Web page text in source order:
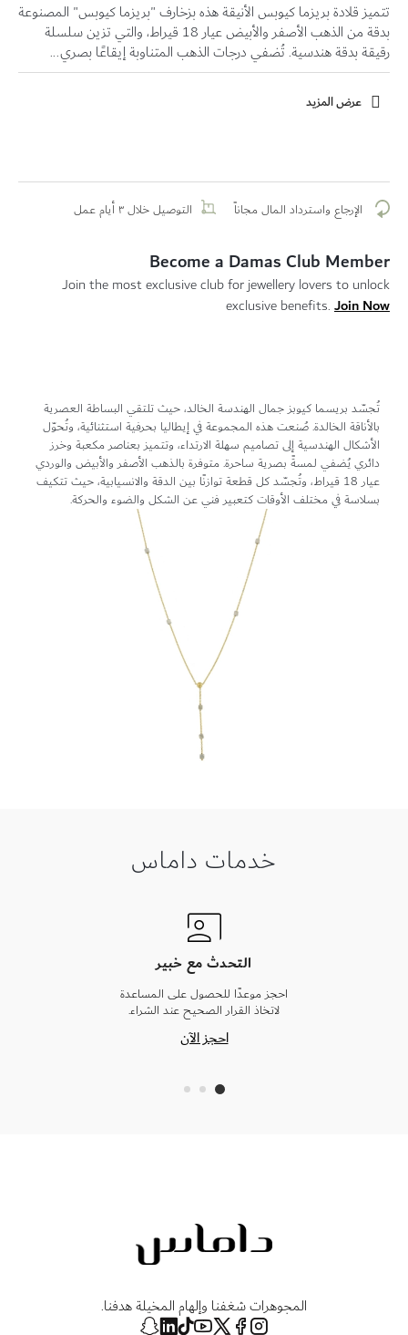
تتميز قلادة بريزما كيوبس الأنيقة هذه بزخارف "بريزما كيوبس" المصنوعة
بدقة من الذهب الأصفر والأبيض عيار 18 قيراط، والتي تزين سلسلة
رقيقة بدقة هندسية. تُضفي درجات الذهب المتناوبة إيقاعًا بصري...
عرض المزيد
الإرجاع واسترداد المال مجاناً التوصيل خلال ٣ أيام عمل
Become a Damas Club Member
Join the most exclusive club for jewellery lovers to unlock
exclusive benefits. Join Now
تُجسّد بريسما كيوبز جمال الهندسة الخالد، حيث تلتقي البساطة العصرية
بالأناقة الخالدة. صُنعت هذه المجموعة في إيطاليا بحرفية استثنائية، وتُحوّل
الأشكال الهندسية إلى تصاميم سهلة الارتداء، وتتميز بعناصر مكعبة وخرز
دائري يُضفي لمسةً بصرية ساحرة. متوفرة بالذهب الأصفر والأبيض والوردي
عيار 18 قيراط، وتُجسّد كل قطعة توازنًا بين الدقة والانسيابية، حيث تتكيف
بسلاسة في مختلف الأوقات كتعبير فني عن الشكل والضوء والحركة.
خدمات داماس
التحدث مع خبير
احجز موعدًا للحصول على المساعدة
لاتخاذ القرار الصحيح عند الشراء.
احجز الآن
المجوهرات شغفنا وإلهام المخيلة هدفنا.